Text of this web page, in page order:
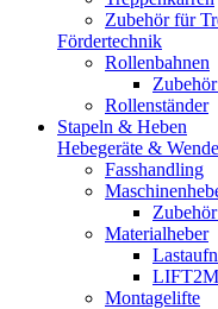
Zubehör für
Fördertechnik
Rollenbahnen
Rollenständer
Stapeln & Heben
Hebegeräte &
Fasshandling
Materialheber
Montagelifte